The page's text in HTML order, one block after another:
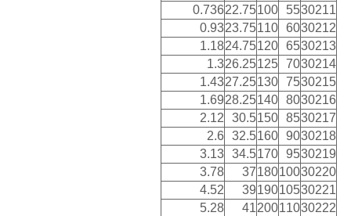
30211
55
100
22.75
0.736
30212
60
110
23.75
0.93
30213
65
120
24.75
1.18
30214
70
125
26.25
1.3
30215
75
130
27.25
1.43
30216
80
140
28.25
1.69
30217
85
150
30.5
2.12
30218
90
160
32.5
2.6
30219
95
170
34.5
3.13
30220
100
180
37
3.78
30221
105
190
39
4.52
30222
110
200
41
5.28